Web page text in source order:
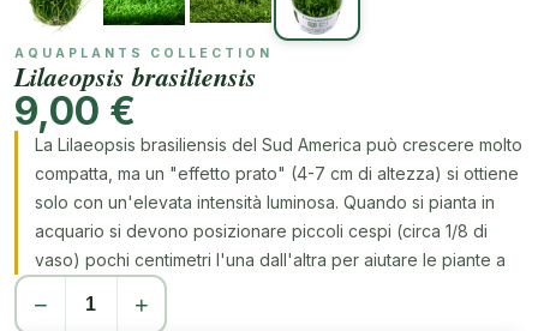
AQUAPLANTS COLLECTION
Lilaeopsis brasiliensis
9,00 €
La Lilaeopsis brasiliensis del Sud America può crescere molto
compatta, ma un "effetto prato" (4-7 cm di altezza) si ottiene
solo con un'elevata intensità luminosa. Quando si pianta in
acquario si devono posizionare piccoli cespi (circa 1/8 di
vaso) pochi centimetri l'una dall'altra per aiutare le piante a
crescere insieme più velocemente.Posizionare in posizione
aperta senza ombreggiare da altre piante per garantire una
− +